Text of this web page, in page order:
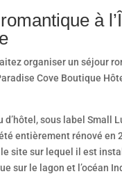
à
organiser un séjour
Cove Boutique
d’hôtel, sous label Small
entièrement rénové en
site sur lequel il est
sur le lagon et l’océan